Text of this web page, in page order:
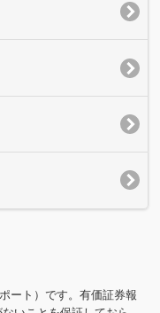
ート）です。有価証券報